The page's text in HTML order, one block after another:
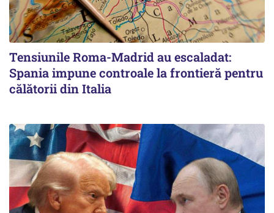
Tensiunile Roma-Madrid au escaladat:
Spania impune controale la frontieră pentru
călătorii din Italia